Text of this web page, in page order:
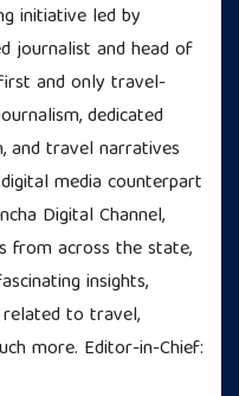
initiative led by
journalist and head of
and only travel-
dedicated
and travel narratives
media counterpart
Digital Channel,
from across the state,
insights,
to travel,
more. Editor-in-Chief: